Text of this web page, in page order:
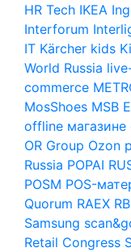
HR Tech IKEA
Interforum
IT Kärcher kids
World Russia
commerce
MosShoes MSB
offline магазине
OR Group Ozon
Russia POPAI
POSM POS-
Quorum RAEX
Samsung
Retail Congress